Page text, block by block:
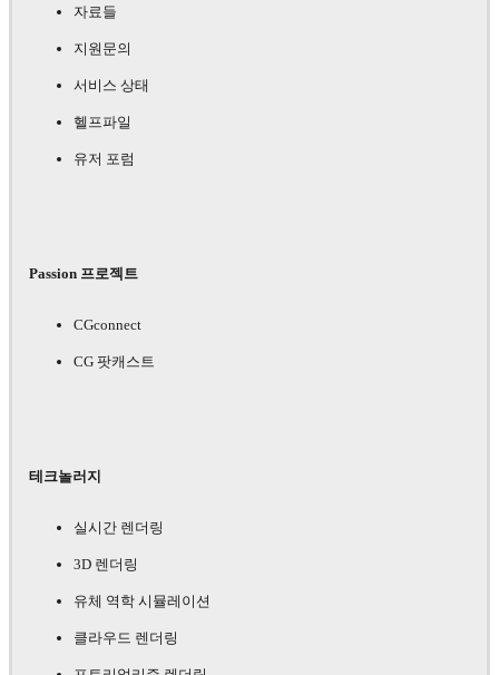
자료들
지원문의
서비스 상태
헬프파일
유저 포럼
Passion 프로젝트
CGconnect
CG 팟캐스트
테크놀러지
실시간 렌더링
3D 렌더링
유체 역학 시뮬레이션
클라우드 렌더링